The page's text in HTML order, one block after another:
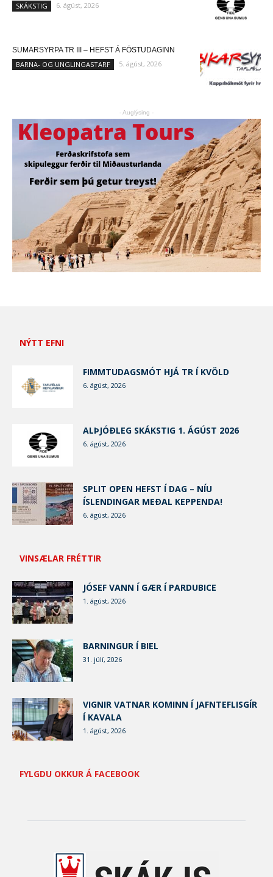
SKÁKSTIG 6. ágúst, 2026
SUMARSYRPA TR III – HEFST Á FÖSTUDAGINN
BARNA- OG UNGLINGASTARF 5. ágúst, 2026
- Auglýsing -
NÝTT EFNI
FIMMTUDAGSMÓT HJÁ TR Í KVÖLD
6. ágúst, 2026
ALÞJÓÐLEG SKÁKSTIG 1. ÁGÚST 2026
6. ágúst, 2026
SPLIT OPEN HEFST Í DAG – NÍU
ÍSLENDINGAR MEÐAL KEPPENDA!
6. ágúst, 2026
VINSÆLAR FRÉTTIR
JÓSEF VANN Í GÆR Í PARDUBICE
1. ágúst, 2026
BARNINGUR Í BIEL
31. júlí, 2026
VIGNIR VATNAR KOMINN Í JAFNTEFLISGÍR
Í KAVALA
1. ágúst, 2026
FYLGDU OKKUR Á FACEBOOK